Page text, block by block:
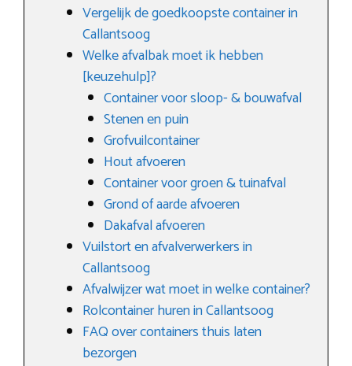
Vergelijk de goedkoopste container in
Callantsoog
Welke afvalbak moet ik hebben
[keuzehulp]?
Container voor sloop- & bouwafval
Stenen en puin
Grofvuilcontainer
Hout afvoeren
Container voor groen & tuinafval
Grond of aarde afvoeren
Dakafval afvoeren
Vuilstort en afvalverwerkers in
Callantsoog
Afvalwijzer wat moet in welke container?
Rolcontainer huren in Callantsoog
FAQ over containers thuis laten
bezorgen